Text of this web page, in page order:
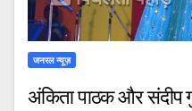
जनरल न्यूज़
अंकिता पाठक और संदीप